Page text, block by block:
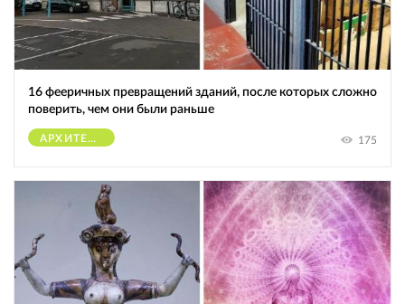
16 фееричных превращений зданий, после которых сложно
поверить, чем они были раньше
АРХИТЕКТУРА 175